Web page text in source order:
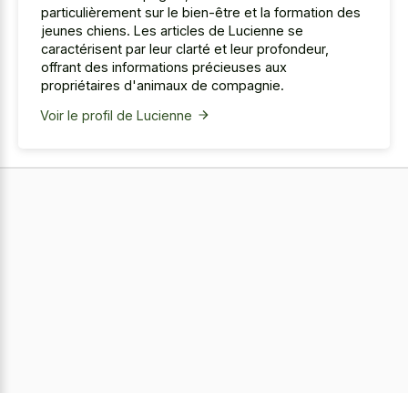
particulièrement sur le bien-être et la formation des
jeunes chiens. Les articles de Lucienne se
caractérisent par leur clarté et leur profondeur,
offrant des informations précieuses aux
propriétaires d'animaux de compagnie.
Voir le profil de Lucienne